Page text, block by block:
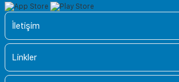
İletişim
Linkler